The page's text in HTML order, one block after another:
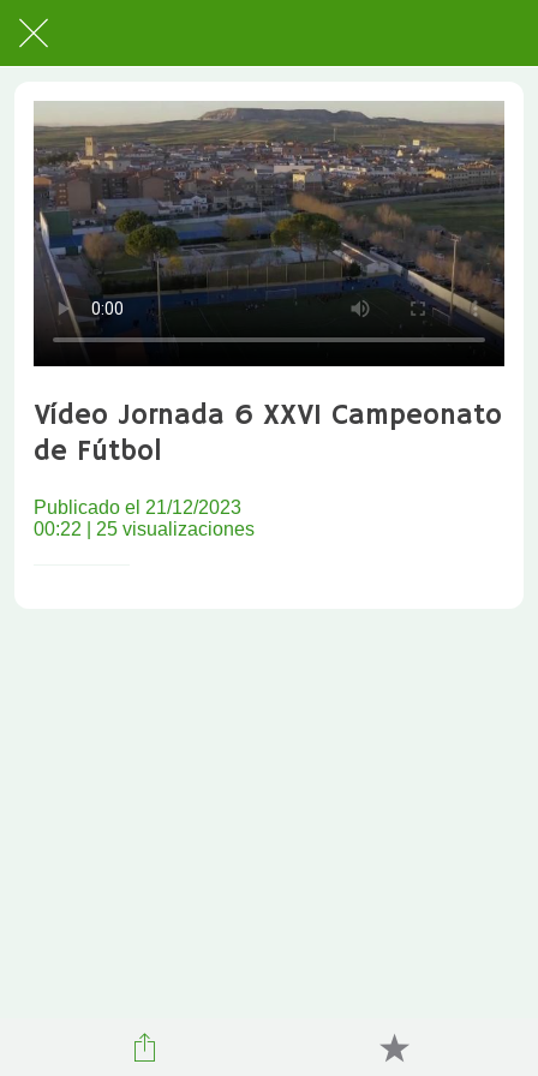
Vídeo Jornada 6 XXVI Campeonato
de Fútbol
Publicado el 21/12/2023
00:22 | 25 visualizaciones